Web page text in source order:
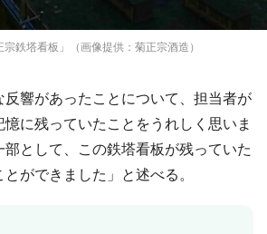
鉄塔看板」（画像提供：菊正宗酒造）
響があったことについて、担当者が
憶に残っていたことをうれしく思いま
として、この鉄塔看板が残っていた
ができました」と述べる。